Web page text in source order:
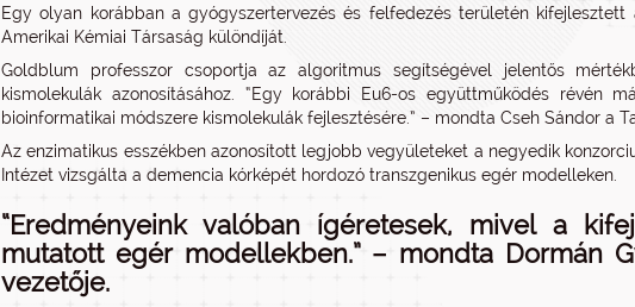
Egy olyan korábban a gyógyszertervezés és felfedezés területén
Amerikai Kémiai Társaság különdíját.
Goldblum professzor csoportja az algoritmus segítségével jelentős
kismolekulák azonosításához. “Egy korábbi Eu6-os együttműködés révén
bioinformatikai módszere kismolekulák fejlesztésére.” – mondta Cseh Sándor a
Az enzimatikus esszékben azonosított legjobb vegyületeket a negyedik
Intézet vizsgálta a demencia kórképét hordozó transzgenikus egér modelleken.
“Eredményeink valóban ígéretesek, mivel a
mutatott egér modellekben.” – mondta Dormán
vezetője.